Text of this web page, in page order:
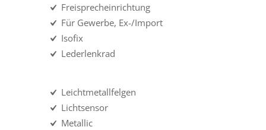
Freisprecheinrichtung
Für Gewerbe, Ex-/Import
Isofix
Lederlenkrad
Leichtmetallfelgen
Lichtsensor
Metallic